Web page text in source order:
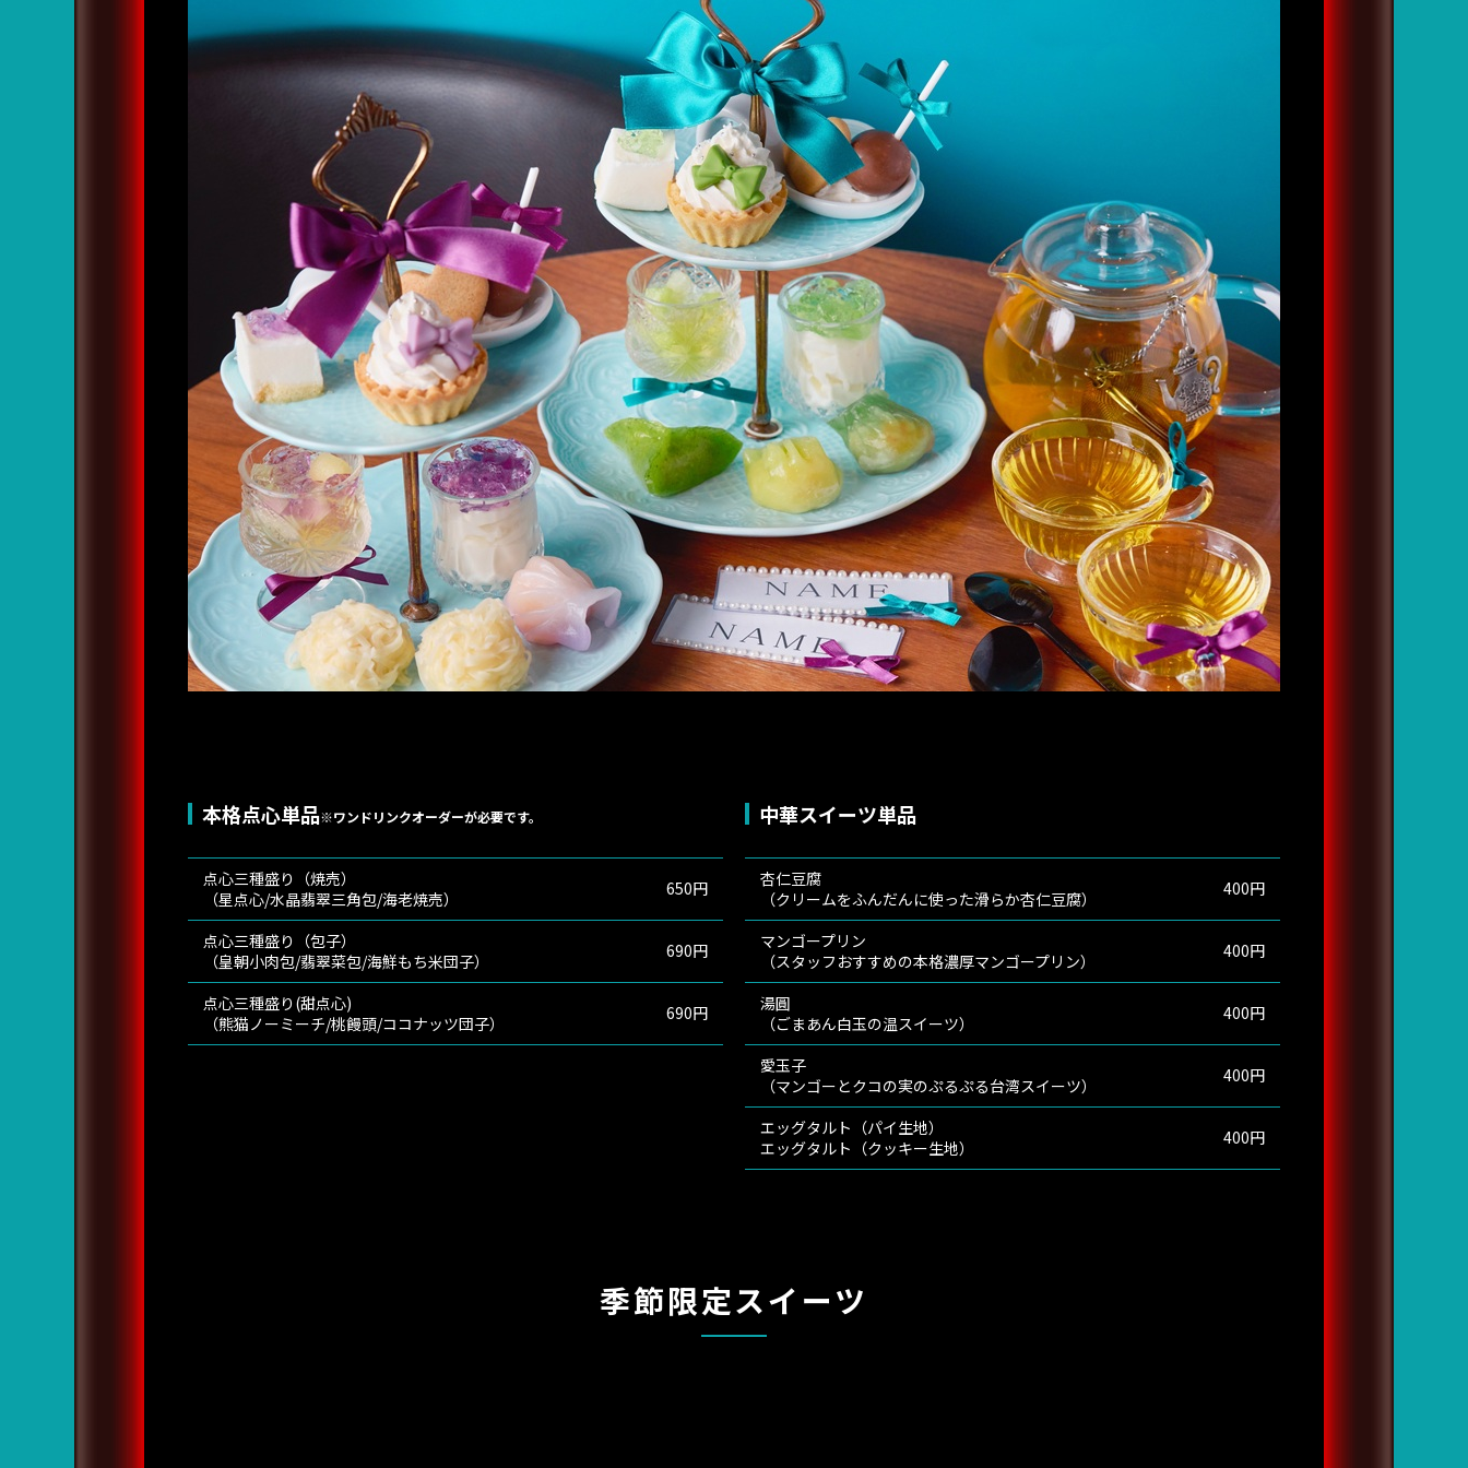
本格点心単品※ワンドリンクオーダーが必要です。
点心三種盛り（焼売）
（星点心/水晶翡翠三角包/海老焼売）
650円
点心三種盛り（包子）
（皇朝小肉包/翡翠菜包/海鮮もち米団子）
690円
点心三種盛り(甜点心)
（熊猫ノーミーチ/桃饅頭/ココナッツ団子）
690円
中華スイーツ単品
杏仁豆腐
（クリームをふんだんに使った滑らか杏仁豆腐）
400円
マンゴープリン
（スタッフおすすめの本格濃厚マンゴープリン）
400円
湯圓
（ごまあん白玉の温スイーツ）
400円
愛玉子
（マンゴーとクコの実のぷるぷる台湾スイーツ）
400円
エッグタルト（パイ生地）
エッグタルト（クッキー生地）
400円
季節限定スイーツ